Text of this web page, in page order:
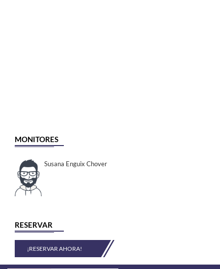
MONITORES
Susana Enguix Chover
RESERVAR
¡RESERVAR AHORA!